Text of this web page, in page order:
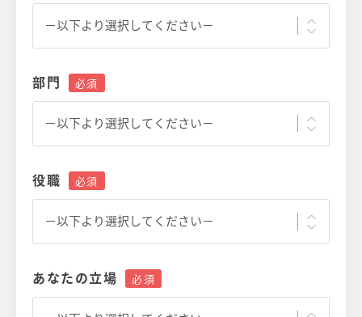
部門
役職
あなたの立場